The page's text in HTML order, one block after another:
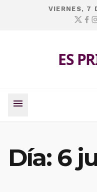
VIERNES, 7
ES
menu
Día: 6